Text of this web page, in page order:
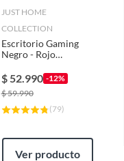
JUST HOME
COLLECTION
Escritorio Gaming
Negro - Rojo
$52.990 -12%
$59.990
(79)
Ver producto